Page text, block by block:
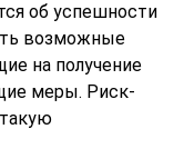
об успешности
возможные
на получение
меры. Риск-